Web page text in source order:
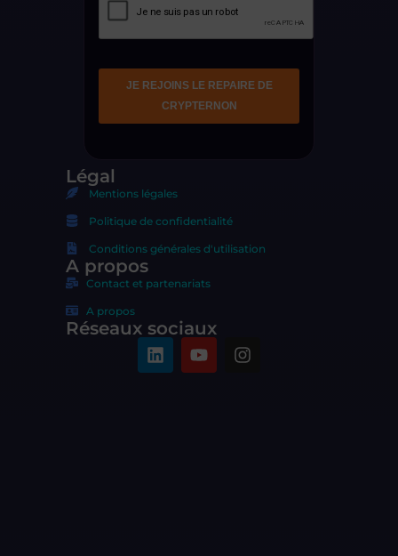
Légal
Mentions légales
Politique de confidentialité
Conditions générales d'utilisation
A propos
Contact et partenariats
A propos
Réseaux sociaux